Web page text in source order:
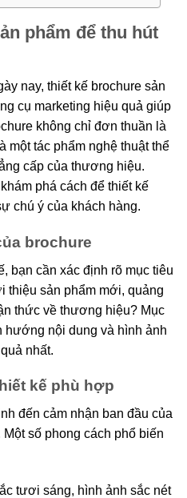
phẩm để thu hút
nay, thiết kế brochure sản
cụ marketing hiệu quả giúp
không chỉ đơn thuần là
một tác phẩm nghệ thuật thể
cấp của thương hiệu.
phá cách để thiết kế
chú ý của khách hàng.
brochure
bạn cần xác định rõ mục tiêu
thiệu sản phẩm mới, quảng
thức về thương hiệu? Mục
hướng nội dung và hình ảnh
nhất.
kế phù hợp
đến cảm nhận ban đầu của
số phong cách phổ biến
tươi sáng, hình ảnh sắc nét